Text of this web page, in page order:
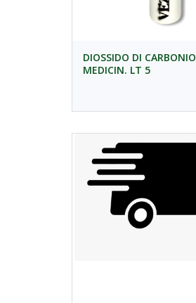
DIOSSIDO DI
MEDICIN. LT 5